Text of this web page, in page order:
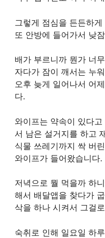
그렇게 점심을 든든하
또 안방에 들어가서 낮
배가 부르니까 뭔가 너
자다가 잠이 깨서는 누
오후 늦게 일어나서 어
다.
와이프는 약속이 있다
서 남은 설거지를 하고
식물 쓰레기까지 싹 버
와이프가 들어왔습니다.
저녁으로 뭘 먹을까 하
해서 배달앱을 찾다가
삭을 하나 시켜서 그걸
숙취로 인해 일요일 하